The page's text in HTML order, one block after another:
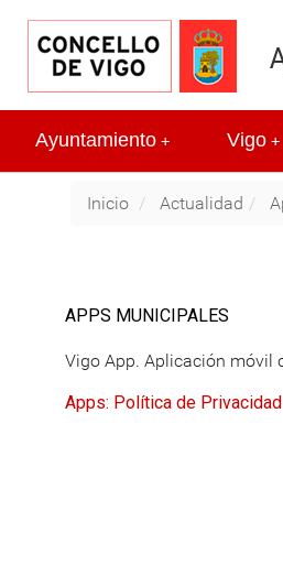
+
Ayuntamiento +
Vigo
Inicio Actualidad
APPS MUNICIPALES
Vigo App. Aplicación móvil
Apps: Política de Privacidad